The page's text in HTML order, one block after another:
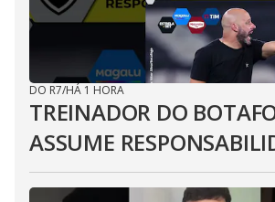
DO R7/HÁ 1 HORA
TREINADOR DO
ASSUME